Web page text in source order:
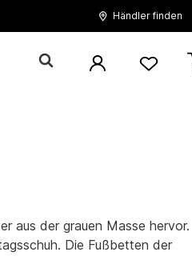
Händler finden
aus der grauen Masse hervor.
Die Fußbetten der